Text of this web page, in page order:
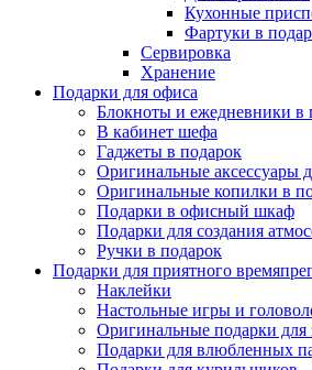
Кухонные
Фартуки в
Сервировка
Хранение
Подарки для офиса
Блокноты и ежедневники в
В кабинет шефа
Гаджеты в подарок
Оригинальные аксессуары
Оригинальные копилки в
Подарки в офисный шкаф
Подарки для создания
Ручки в подарок
Подарки для приятного
Наклейки
Настольные игры и
Оригинальные подарки для
Подарки для влюбленных